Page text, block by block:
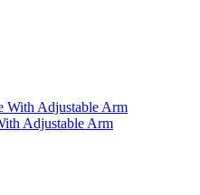
Adjustable Arm